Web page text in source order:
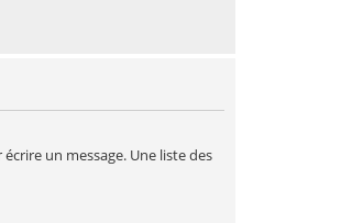
un message. Une liste des